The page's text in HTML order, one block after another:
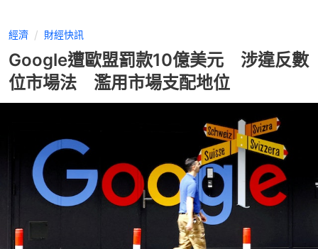
經濟 財經快訊
Google遭歐盟罰款10億美元 涉違反數
位市場法 濫用市場支配地位